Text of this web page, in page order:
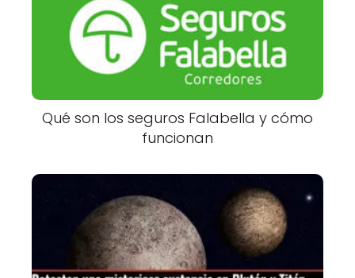
Qué son los seguros Falabella y cómo
funcionan